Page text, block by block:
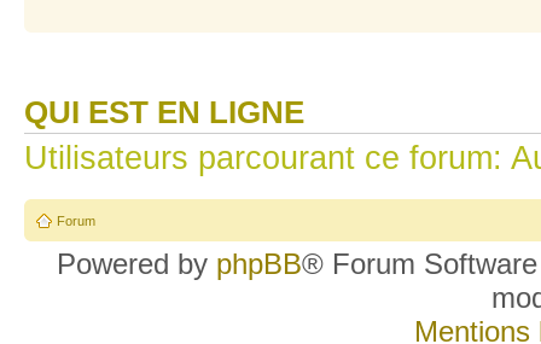
QUI EST EN LIGNE
Utilisateurs parcourant ce forum:
Forum
Powered by phpBB® Forum
Mentions